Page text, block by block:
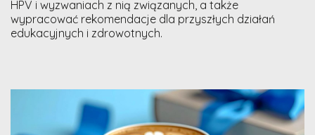
HPV i wyzwaniach z nią związanych, a także
wypracować rekomendacje dla przyszłych działań
edukacyjnych i zdrowotnych.